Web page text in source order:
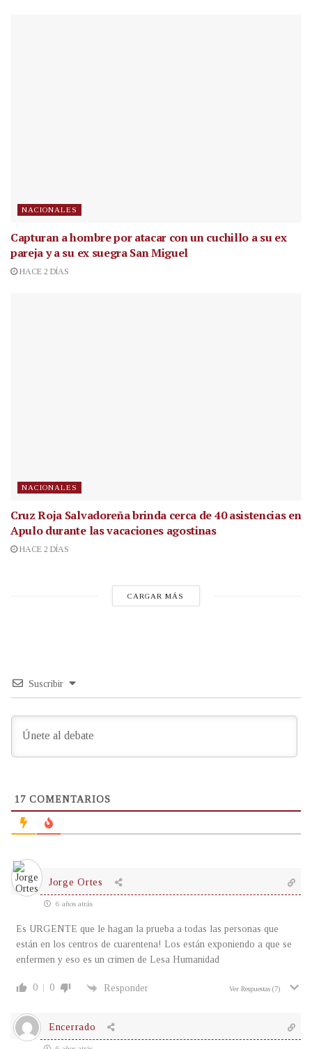
NACIONALES
Capturan a hombre por atacar con un cuchillo a su ex
pareja y a su ex suegra San Miguel
HACE 2 DÍAS
NACIONALES
Cruz Roja Salvadoreña brinda cerca de 40 asistencias en
Apulo durante las vacaciones agostinas
HACE 2 DÍAS
CARGAR MÁS
Suscribir
17 COMENTARIOS
Jorge Ortes
6 años atrás
Es URGENTE que le hagan la prueba a todas las personas que
están en los centros de cuarentena! Los están exponiendo a que se
enfermen y eso es un crimen de Lesa Humanidad
0 0 Responder Ver Respuestas (7)
Encerrado